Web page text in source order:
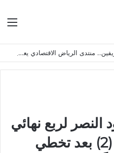
تحت رعاية خادم الحرمين الشريفين.. منتدى الرياض الاقتصادي يعقد دورته الـ(12) أكتوبر القادم
لربع نهائي
دوري أبطال آسيا (2) بعد تخطي